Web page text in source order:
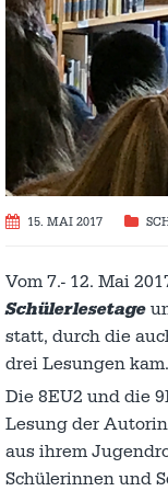
15. MAI 2017
Vom 7.- 12. Mai
Schülerlesetage
statt, durch die
drei Lesungen kam.
Die 8EU2 und die
Lesung der
aus ihrem
Schülerinnen und